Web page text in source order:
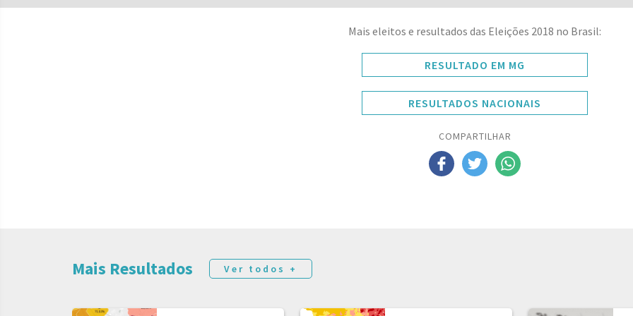
Mais eleitos e resultados das Eleições 2018 no Brasil:
RESULTADO EM MG
RESULTADOS NACIONAIS
COMPARTILHAR
Mais Resultados Ver todos +